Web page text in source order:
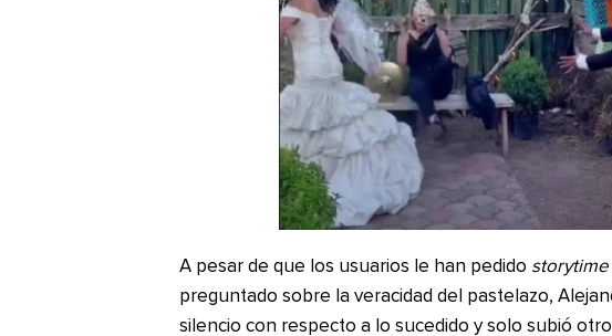
A pesar de que los usuarios le han pedido storytime
preguntado sobre la veracidad del pastelazo,
silencio con respecto a lo sucedido y solo subió